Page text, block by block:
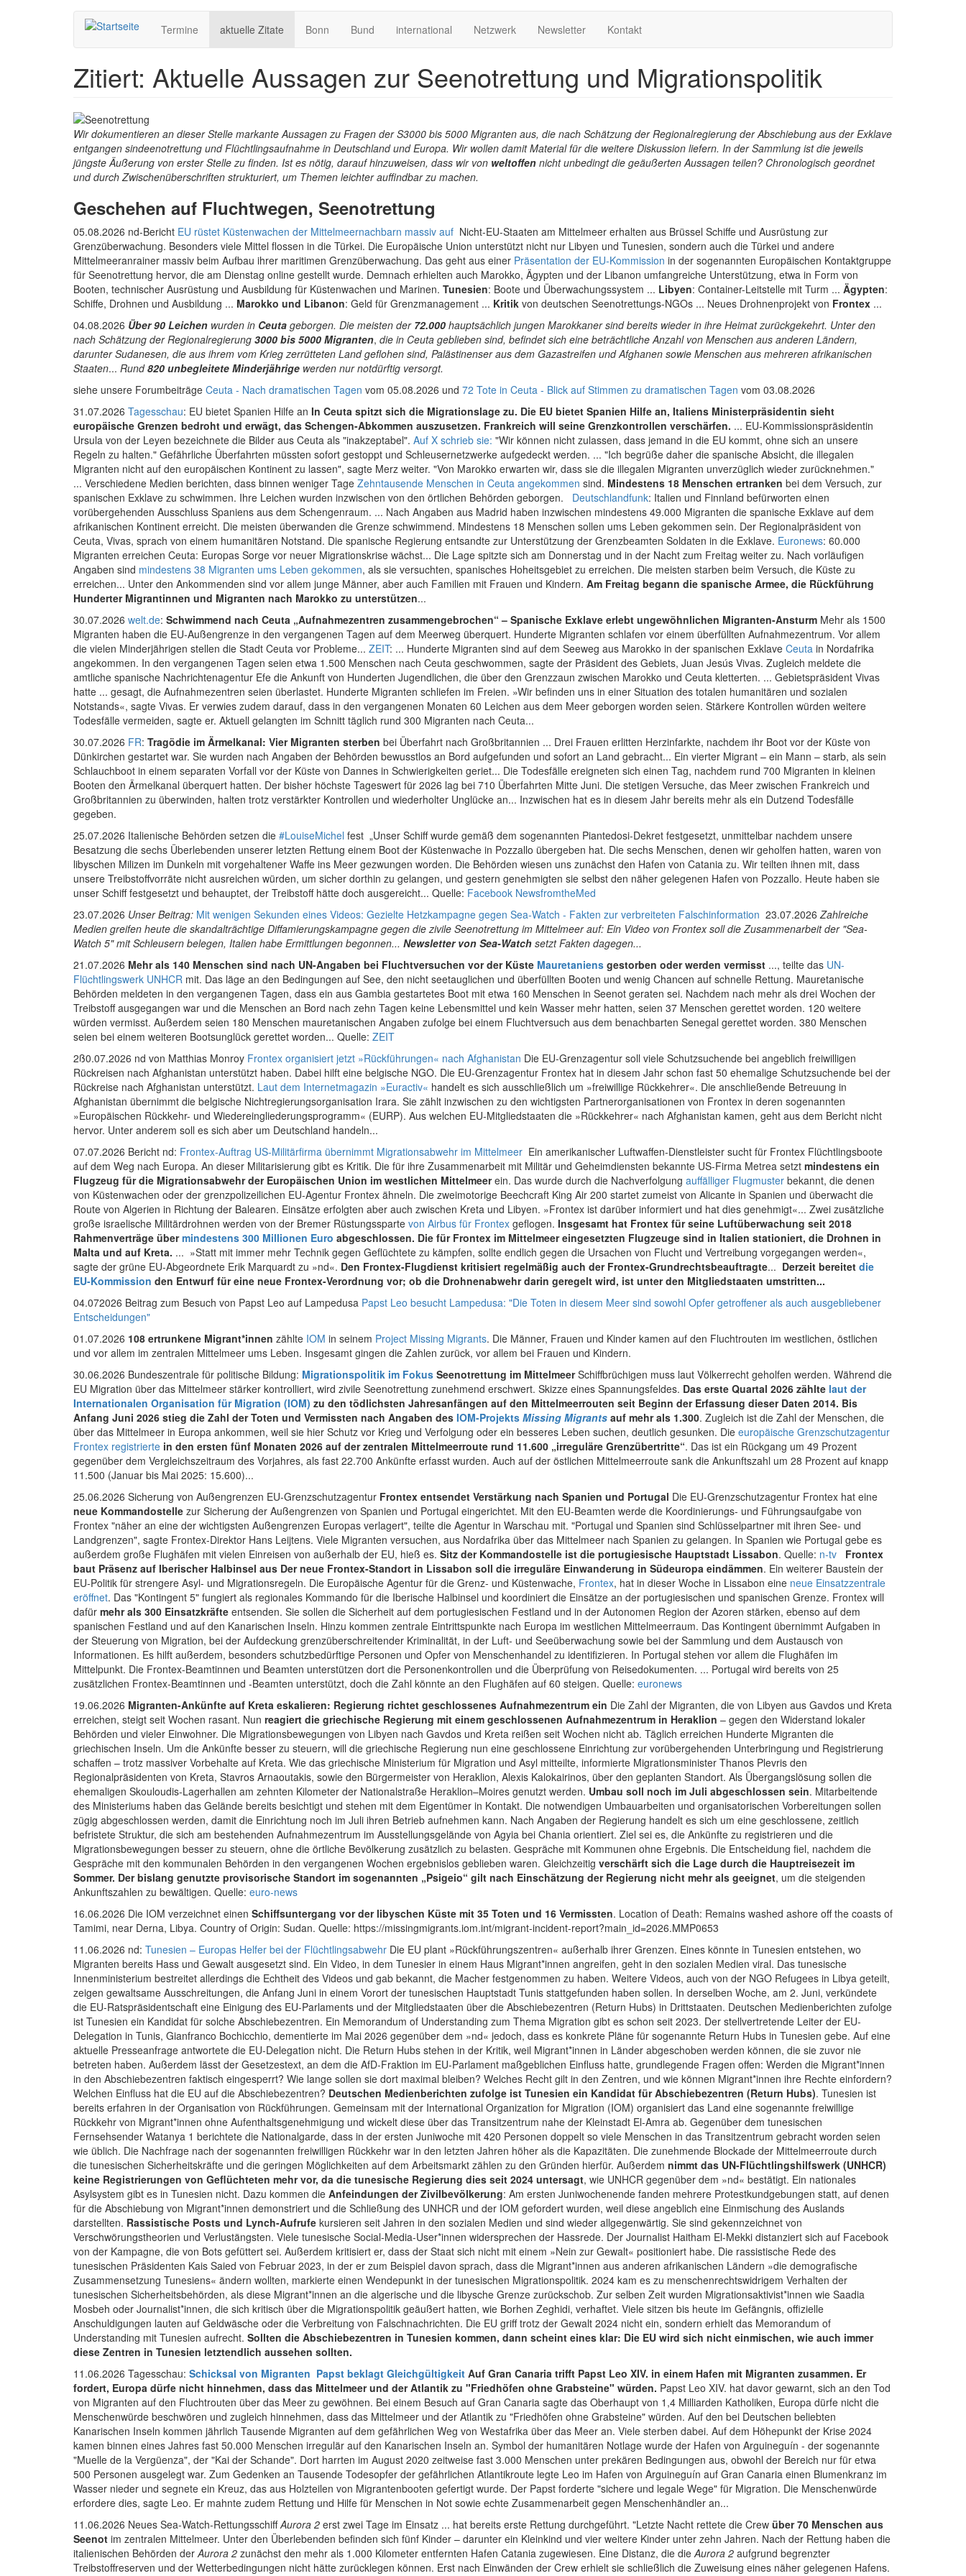
Hauptnavigation
Termine aktuelle Zitate Bonn Bund international Netzwerk Newsletter Kontakt
Zitiert: Aktuelle Aussagen zur Seenotrettung und Migrationspolitik
Wir dokumentieren an dieser Stelle markante Aussagen zu Fragen der S3000 bis 5000 Migranten aus, die nach Schätzung der Regionalregierung der Abschiebung aus der Exklave
entgangen sindeenotrettung und Flüchtlingsaufnahme in Deutschland und Europa. Wir wollen damit Material für die weitere Diskussion liefern. In der Sammlung ist die jeweils
jüngste Äußerung von erster Stelle zu finden. Ist es nötig, darauf hinzuweisen, dass wir von weltoffen nicht unbedingt die geäußerten Aussagen teilen? Chronologisch geordnet
und durch Zwischenüberschriften strukturiert, um Themen leichter auffindbar zu machen.
Geschehen auf Fluchtwegen, Seenotrettung
05.08.2026 nd-Bericht EU rüstet Küsten­wachen der Mittel­meer­nachbarn massiv auf Nicht-EU-Staaten am Mittelmeer erhalten aus Brüssel Schiffe und Ausrüstung zur
Grenzüberwachung. Besonders viele Mittel flossen in die Türkei. Die Europäische Union unterstützt nicht nur Libyen und Tunesien, sondern auch die Türkei und andere
Mittelmeeranrainer massiv beim Aufbau ihrer maritimen Grenzüberwachung. Das geht aus einer Präsentation der EU-Kommission in der sogenannten Europäischen Kontaktgruppe
für Seenotrettung hervor, die am Dienstag online gestellt wurde. Demnach erhielten auch Marokko, Ägypten und der Libanon umfangreiche Unterstützung, etwa in Form von
Booten, technischer Ausrüstung und Ausbildung für Küstenwachen und Marinen. Tunesien: Boote und Überwachungssystem ... Libyen: Container-Leitstelle mit Turm ... Ägypten:
Schiffe, Drohnen und Ausbildung ... Marokko und Libanon: Geld für Grenzmanagement ... Kritik von deutschen Seenotrettungs-NGOs ... Neues Drohnenprojekt von Frontex ...
04.08.2026 Über 90 Leichen wurden in Ceuta geborgen. Die meisten der 72.000 hauptsächlich jungen Marokkaner sind bereits wieder in ihre Heimat zurückgekehrt. Unter den
nach Schätzung der Regionalregierung 3000 bis 5000 Migranten, die in Ceuta geblieben sind, befindet sich eine beträchtliche Anzahl von Menschen aus anderen Ländern,
darunter Sudanesen, die aus ihrem vom Krieg zerrütteten Land geflohen sind, Palästinenser aus dem Gazastreifen und Afghanen sowie Menschen aus mehreren afrikanischen
Staaten... Rund820 unbegleitete Minderjährige werden nur notdürftig versorgt.
siehe unsere Forumbeiträge Ceuta - Nach dramatischen Tagen vom 05.08.2026 und 72 Tote in Ceuta - Blick auf Stimmen zu dramatischen Tagen vom 03.08.2026
31.07.2026 Tagesschau: EU bietet Spanien Hilfe an In Ceuta spitzt sich die Migrationslage zu. Die EU bietet Spanien Hilfe an, Italiens Ministerpräsidentin sieht
europäische Grenzen bedroht und erwägt, das Schengen-Abkommen auszusetzen. Frankreich will seine Grenzkontrollen verschärfen. ... EU-Kommissionspräsidentin
Ursula von der Leyen bezeichnete die Bilder aus Ceuta als "inakzeptabel". Auf X schrieb sie: "Wir können nicht zulassen, dass jemand in die EU kommt, ohne sich an unsere
Regeln zu halten." Gefährliche Überfahrten müssten sofort gestoppt und Schleusernetzwerke aufgedeckt werden. ... "Ich begrüße daher die spanische Absicht, die illegalen
Migranten nicht auf den europäischen Kontinent zu lassen", sagte Merz weiter. "Von Marokko erwarten wir, dass sie die illegalen Migranten unverzüglich wieder zurücknehmen."
... Verschiedene Medien berichten, dass binnen weniger Tage Zehntausende Menschen in Ceuta angekommen sind. Mindestens 18 Menschen ertranken bei dem Versuch, zur
spanischen Exklave zu schwimmen. Ihre Leichen wurden inzwischen von den örtlichen Behörden geborgen. Deutschlandfunk: Italien und Finnland befürworten einen
vorübergehenden Ausschluss Spaniens aus dem Schengenraum. ... Nach Angaben aus Madrid haben inzwischen mindestens 49.000 Migranten die spanische Exklave auf dem
afrikanischen Kontinent erreicht. Die meisten überwanden die Grenze schwimmend. Mindestens 18 Menschen sollen ums Leben gekommen sein. Der Regionalpräsident von
Ceuta, Vivas, sprach von einem humanitären Notstand. Die spanische Regierung entsandte zur Unterstützung der Grenzbeamten Soldaten in die Exklave. Euronews: 60.000
Migranten erreichen Ceuta: Europas Sorge vor neuer Migrationskrise wächst... Die Lage spitzte sich am Donnerstag und in der Nacht zum Freitag weiter zu. Nach vorläufigen
Angaben sind mindestens 38 Migranten ums Leben gekommen, als sie versuchten, spanisches Hoheitsgebiet zu erreichen. Die meisten starben beim Versuch, die Küste zu
erreichen... Unter den Ankommenden sind vor allem junge Männer, aber auch Familien mit Frauen und Kindern. Am Freitag begann die spanische Armee, die Rückführung
Hunderter Migrantinnen und Migranten nach Marokko zu unterstützen...
30.07.2026 welt.de: Schwimmend nach Ceuta „Aufnahmezentren zusammengebrochen“ – Spanische Exklave erlebt ungewöhnlichen Migranten-Ansturm Mehr als 1500
Migranten haben die EU-Außengrenze in den vergangenen Tagen auf dem Meerweg überquert. Hunderte Migranten schlafen vor einem überfüllten Aufnahmezentrum. Vor allem
die vielen Minderjährigen stellen die Stadt Ceuta vor Probleme... ZEIT: ... Hunderte Migranten sind auf dem Seeweg aus Marokko in der spanischen Exklave Ceuta in Nordafrika
angekommen. In den vergangenen Tagen seien etwa 1.500 Menschen nach Ceuta geschwommen, sagte der Präsident des Gebiets, Juan Jesús Vivas. Zugleich meldete die
amtliche spanische Nachrichtenagentur Efe die Ankunft von Hunderten Jugendlichen, die über den Grenzzaun zwischen Marokko und Ceuta kletterten. ... Gebietspräsident Vivas
hatte ... gesagt, die Aufnahmezentren seien überlastet. Hunderte Migranten schliefen im Freien. »Wir befinden uns in einer Situation des totalen humanitären und sozialen
Notstands«, sagte Vivas. Er verwies zudem darauf, dass in den vergangenen Monaten 60 Leichen aus dem Meer geborgen worden seien. Stärkere Kontrollen würden weitere
Todesfälle vermeiden, sagte er. Aktuell gelangten im Schnitt täglich rund 300 Migranten nach Ceuta...
30.07.2026 FR: Tragödie im Ärmelkanal: Vier Migranten sterben bei Überfahrt nach Großbritannien ... Drei Frauen erlitten Herzinfarkte, nachdem ihr Boot vor der Küste von
Dünkirchen gestartet war. Sie wurden nach Angaben der Behörden bewusstlos an Bord aufgefunden und sofort an Land gebracht... Ein vierter Migrant – ein Mann – starb, als sein
Schlauchboot in einem separaten Vorfall vor der Küste von Dannes in Schwierigkeiten geriet... Die Todesfälle ereigneten sich einen Tag, nachdem rund 700 Migranten in kleinen
Booten den Ärmelkanal überquert hatten. Der bisher höchste Tageswert für 2026 lag bei 710 Überfahrten Mitte Juni. Die stetigen Versuche, das Meer zwischen Frankreich und
Großbritannien zu überwinden, halten trotz verstärkter Kontrollen und wiederholter Unglücke an... Inzwischen hat es in diesem Jahr bereits mehr als ein Dutzend Todesfälle
gegeben.
25.07.2026 Italienische Behörden setzen die #LouiseMichel fest „Unser Schiff wurde gemäß dem sogenannten Piantedosi-Dekret festgesetzt, unmittelbar nachdem unsere
Besatzung die sechs Überlebenden unserer letzten Rettung einem Boot der Küstenwache in Pozzallo übergeben hat. Die sechs Menschen, denen wir geholfen hatten, waren von
libyschen Milizen im Dunkeln mit vorgehaltener Waffe ins Meer gezwungen worden. Die Behörden wiesen uns zunächst den Hafen von Catania zu. Wir teilten ihnen mit, dass
unsere Treibstoffvorräte nicht ausreichen würden, um sicher dorthin zu gelangen, und gestern genehmigten sie selbst den näher gelegenen Hafen von Pozzallo. Heute haben sie
unser Schiff festgesetzt und behauptet, der Treibstoff hätte doch ausgereicht... Quelle: Facebook NewsfromtheMed
23.07.2026 Unser Beitrag: Mit wenigen Sekunden eines Videos: Gezielte Hetzkampagne gegen Sea-Watch - Fakten zur verbreiteten Falschinformation 23.07.2026Zahlreiche
Medien greifen heute die skandalträchtige Diffamierungskampagne gegen die zivile Seenotrettung im Mittelmeer auf: Ein Video von Frontex soll die Zusammenarbeit der "Sea-
Watch 5" mit Schleusern belegen, Italien habe Ermittlungen begonnen... Newsletter von Sea-Watch setzt Fakten dagegen...
21.07.2026 Mehr als 140 Menschen sind nach UN-Angaben bei Fluchtversuchen vor der Küste Mauretaniens gestorben oder werden vermisst ..., teilte das UN-
Flüchtlingswerk UNHCR mit. Das läge an den Bedingungen auf See, den nicht seetauglichen und überfüllten Booten und wenig Chancen auf schnelle Rettung. Mauretanische
Behörden meldeten in den vergangenen Tagen, dass ein aus Gambia gestartetes Boot mit etwa 160 Menschen in Seenot geraten sei. Nachdem nach mehr als drei Wochen der
Treibstoff ausgegangen war und die Menschen an Bord nach zehn Tagen keine Lebensmittel und kein Wasser mehr hatten, seien 37 Menschen gerettet worden. 120 weitere
würden vermisst. Außerdem seien 180 Menschen mauretanischen Angaben zufolge bei einem Fluchtversuch aus dem benachbarten Senegal gerettet worden. 380 Menschen
seien bei einem weiteren Bootsunglück gerettet worden... Quelle: ZEIT
2ß0.07.2026 nd von Matthias Monroy Frontex organisiert jetzt »Rückführungen« nach Afghanistan Die EU-Grenzagentur soll viele Schutzsuchende bei angeblich freiwilligen
Rückreisen nach Afghanistan unterstützt haben. Dabei hilft eine belgische NGO. Die EU-Grenzagentur Frontex hat in diesem Jahr schon fast 50 ehemalige Schutzsuchende bei der
Rückreise nach Afghanistan unterstützt. Laut dem Internetmagazin »Euractiv« handelt es sich ausschließlich um »freiwillige Rückkehrer«. Die anschließende Betreuung in
Afghanistan übernimmt die belgische Nichtregierungsorganisation Irara. Sie zählt inzwischen zu den wichtigsten Partnerorganisationen von Frontex in deren sogenannten
»Europäischen Rückkehr- und Wiedereingliederungsprogramm« (EURP). Aus welchen EU-Mitgliedstaaten die »Rückkehrer« nach Afghanistan kamen, geht aus dem Bericht nicht
hervor. Unter anderem soll es sich aber um Deutschland handeln...
07.07.2026 Bericht nd: Frontex-Auftrag US-Militärfirma übernimmt Migrations­abwehr im Mittelmeer Ein amerikanischer Luft­waffen-Dienst­leister sucht für Frontex Flüchtlings­boote
auf dem Weg nach Europa. An dieser Militari­sierung gibt es Kritik. Die für ihre Zusammenarbeit mit Militär und Geheimdiensten bekannte US-Firma Metrea setzt mindestens ein
Flugzeug für die Migrationsabwehr der Europäischen Union im westlichen Mittelmeerein. Das wurde durch die Nachverfolgung auffälliger Flugmuster bekannt, die denen
von Küstenwachen oder der grenzpolizeilichen EU-Agentur Frontex ähneln. Die zweimotorige Beechcraft King Air 200 startet zumeist von Alicante in Spanien und überwacht die
Route von Algerien in Richtung der Balearen. Einsätze erfolgten aber auch zwischen Kreta und Libyen. »Frontex ist darüber informiert und hat dies genehmigt«... Zwei zusätzliche
große israelische Militärdrohnen werden von der Bremer Rüstungssparte von Airbus für Frontex geflogen. Insgesamt hat Frontex für seine Luftüberwachung seit 2018
Rahmenverträge übermindestens 300 Millionen Euro abgeschlossen. Die für Frontex im Mittelmeer eingesetzten Flugzeuge sind in Italien stationiert, die Drohnen in
Malta und auf Kreta. ... »Statt mit immer mehr Technik gegen Geflüchtete zu kämpfen, sollte endlich gegen die Ursachen von Flucht und Vertreibung vorgegangen werden«,
sagte der grüne EU-Abgeordnete Erik Marquardt zu »nd«. Den Frontex-Flugdienst kritisiert regelmäßig auch der Frontex-Grundrechtsbeauftragte... Derzeit bereitet die
EU-Kommission den Entwurf für eine neue Frontex-Verordnung vor; ob die Drohnenabwehr darin geregelt wird, ist unter den Mitgliedstaaten umstritten...
04.072026 Beitrag zum Besuch von Papst Leo auf Lampedusa Papst Leo besucht Lampedusa: "Die Toten in diesem Meer sind sowohl Opfer getroffener als auch ausgebliebener
Entscheidungen"
01.07.2026 108 ertrunkene Migrant*innen zählte IOM in seinem Project Missing Migrants. Die Männer, Frauen und Kinder kamen auf den Fluchtrouten im westlichen, östlichen
und vor allem im zentralen Mittelmeer ums Leben. Insgesamt gingen die Zahlen zurück, vor allem bei Frauen und Kindern.
30.06.2026 Bundeszentrale für politische Bildung: Migrationspolitik im Fokus Seenotrettung im MittelmeerSchiffbrüchigen muss laut Völkerrecht geholfen werden. Während die
EU Migration über das Mittelmeer stärker kontrolliert, wird zivile Seenotrettung zunehmend erschwert. Skizze eines Spannungsfeldes. Das erste Quartal 2026 zählte laut der
Internationalen Organisation für Migration (IOM) zu den tödlichsten Jahresanfängen auf den Mittelmeerrouten seit Beginn der Erfassung dieser Daten 2014. Bis
Anfang Juni 2026 stieg die Zahl der Toten und Vermissten nach Angaben des IOM-Projekts Missing Migrants auf mehr als 1.300. Zugleich ist die Zahl der Menschen, die
über das Mittelmeer in Europa ankommen, weil sie hier Schutz vor Krieg und Verfolgung oder ein besseres Leben suchen, deutlich gesunken. Die europäische Grenzschutzagentur
Frontex registrierte in den ersten fünf Monaten 2026 auf der zentralen Mittelmeerroute rund 11.600 „irreguläre Grenzübertritte“. Das ist ein Rückgang um 49 Prozent
gegenüber dem Vergleichszeitraum des Vorjahres, als fast 22.700 Ankünfte erfasst wurden. Auch auf der östlichen Mittelmeerroute sank die Ankunftszahl um 28 Prozent auf knapp
11.500 (Januar bis Mai 2025: 15.600)...
25.06.2026 Sicherung von Außengrenzen EU-Grenzschutzagentur Frontex entsendet Verstärkung nach Spanien und Portugal Die EU-Grenzschutzagentur Frontex hat eine
neue Kommandostelle zur Sicherung der Außengrenzen von Spanien und Portugal eingerichtet. Mit den EU-Beamten werde die Koordinierungs- und Führungsaufgabe von
Frontex "näher an eine der wichtigsten Außengrenzen Europas verlagert", teilte die Agentur in Warschau mit. "Portugal und Spanien sind Schlüsselpartner mit ihren See- und
Landgrenzen", sagte Frontex-Direktor Hans Leijtens. Viele Migranten versuchen, aus Nordafrika über das Mittelmeer nach Spanien zu gelangen. In Spanien wie Portugal gebe es
außerdem große Flughäfen mit vielen Einreisen von außerhalb der EU, hieß es. Sitz der Kommandostelle ist die portugiesische Hauptstadt Lissabon. Quelle: n-tv
Frontex
baut Präsenz auf Iberischer Halbinsel aus Der neue Frontex-Standort in Lissabon soll die irreguläre Einwanderung in Südeuropa eindämmen. Ein weiterer Baustein der
EU-Politik für strengere Asyl- und Migrationsregeln. Die Europäische Agentur für die Grenz- und Küstenwache, Frontex, hat in dieser Woche in Lissabon eine neue Einsatzzentrale
eröffnet. Das "Kontingent 5" fungiert als regionales Kommando für die Iberische Halbinsel und koordiniert die Einsätze an der portugiesischen und spanischen Grenze. Frontex will
dafür mehr als 300 Einsatzkräfte entsenden. Sie sollen die Sicherheit auf dem portugiesischen Festland und in der Autonomen Region der Azoren stärken, ebenso auf dem
spanischen Festland und auf den Kanarischen Inseln. Hinzu kommen zentrale Eintrittspunkte nach Europa im westlichen Mittelmeerraum. Das Kontingent übernimmt Aufgaben in
der Steuerung von Migration, bei der Aufdeckung grenzüberschreitender Kriminalität, in der Luft- und Seeüberwachung sowie bei der Sammlung und dem Austausch von
Informationen. Es hilft außerdem, besonders schutzbedürftige Personen und Opfer von Menschenhandel zu identifizieren. In Portugal stehen vor allem die Flughäfen im
Mittelpunkt. Die Frontex-Beamtinnen und Beamten unterstützen dort die Personenkontrollen und die Überprüfung von Reisedokumenten. ... Portugal wird bereits von 25
zusätzlichen Frontex-Beamtinnen und -Beamten unterstützt, doch die Zahl könnte an den Flughäfen auf 60 steigen. Quelle: euronews
19.06.2026 Migranten-Ankünfte auf Kreta eskalieren: Regierung richtet geschlossenes Aufnahmezentrum ein Die Zahl der Migranten, die von Libyen aus Gavdos und Kreta
erreichen, steigt seit Wochen rasant. Nun reagiert die griechische Regierung mit einem geschlossenen Aufnahmezentrum in Heraklion – gegen den Widerstand lokaler
Behörden und vieler Einwohner. Die Migrationsbewegungen von Libyen nach Gavdos und Kreta reißen seit Wochen nicht ab. Täglich erreichen Hunderte Migranten die
griechischen Inseln. Um die Ankünfte besser zu steuern, will die griechische Regierung nun eine geschlossene Einrichtung zur vorübergehenden Unterbringung und Registrierung
schaffen – trotz massiver Vorbehalte auf Kreta. Wie das griechische Ministerium für Migration und Asyl mitteilte, informierte Migrationsminister Thanos Plevris den
Regionalpräsidenten von Kreta, Stavros Arnaoutakis, sowie den Bürgermeister von Heraklion, Alexis Kalokairinos, über den geplanten Standort. Als Übergangslösung sollen die
ehemaligen Skouloudis-Lagerhallen am zehnten Kilometer der Nationalstraße Heraklion–Moires genutzt werden. Umbau soll noch im Juli abgeschlossen sein. Mitarbeitende
des Ministeriums haben das Gelände bereits besichtigt und stehen mit dem Eigentümer in Kontakt. Die notwendigen Umbauarbeiten und organisatorischen Vorbereitungen sollen
zügig abgeschlossen werden, damit die Einrichtung noch im Juli ihren Betrieb aufnehmen kann. Nach Angaben der Regierung handelt es sich um eine geschlossene, zeitlich
befristete Struktur, die sich am bestehenden Aufnahmezentrum im Ausstellungsgelände von Agyia bei Chania orientiert. Ziel sei es, die Ankünfte zu registrieren und die
Migrationsbewegungen besser zu steuern, ohne die örtliche Bevölkerung zusätzlich zu belasten. Gespräche mit Kommunen ohne Ergebnis. Die Entscheidung fiel, nachdem die
Gespräche mit den kommunalen Behörden in den vergangenen Wochen ergebnislos geblieben waren. Gleichzeitig verschärft sich die Lage durch die Hauptreisezeit im
Sommer. Der bislang genutzte provisorische Standort im sogenannten „Psigeio“ gilt nach Einschätzung der Regierung nicht mehr als geeignet, um die steigenden
Ankunftszahlen zu bewältigen. Quelle: euro-news
16.06.2026 Die IOM verzeichnet einen Schiffsuntergang vor der libyschen Küste mit 35 Toten und 16 Vermissten. Location of Death: Remains washed ashore off the coasts of
Tamimi, near Derna, Libya. Country of Origin: Sudan. Quelle: https://missingmigrants.iom.int/migrant-incident-report?main_id=2026.MMP0653
11.06.2026 nd: Tunesien – Europas Helfer bei der Flüchtlingsabwehr Die EU plant »Rückführungszentren« außerhalb ihrer Grenzen. Eines könnte in Tunesien entstehen, wo
Migranten bereits Hass und Gewalt ausgesetzt sind. Ein Video, in dem Tunesier in einem Haus Migrant*innen angreifen, geht in den sozialen Medien viral. Das tunesische
Innenministerium bestreitet allerdings die Echtheit des Videos und gab bekannt, die Macher festgenommen zu haben. Weitere Videos, auch von der NGO Refugees in Libya geteilt,
zeigen gewaltsame Ausschreitungen, die Anfang Juni in einem Vorort der tunesischen Hauptstadt Tunis stattgefunden haben sollen. In derselben Woche, am 2. Juni, verkündete
die EU-Ratspräsidentschaft eine Einigung des EU-Parlaments und der Mitgliedstaaten über die Abschiebezentren (Return Hubs) in Drittstaaten. Deutschen Medienberichten zufolge
ist Tunesien ein Kandidat für solche Abschiebezentren. Ein Memorandum of Understanding zum Thema Migration gibt es schon seit 2023. Der stellvertretende Leiter der EU-
Delegation in Tunis, Gianfranco Bochicchio, dementierte im Mai 2026 gegenüber dem »nd« jedoch, dass es konkrete Pläne für sogenannte Return Hubs in Tunesien gebe. Auf eine
aktuelle Presseanfrage antwortete die EU-Delegation nicht. Die Return Hubs stehen in der Kritik, weil Migrant*innen in Länder abgeschoben werden können, die sie zuvor nie
betreten haben. Außerdem lässt der Gesetzestext, an dem die AfD-Fraktion im EU-Parlament maßgeblichen Einfluss hatte, grundlegende Fragen offen: Werden die Migrant*innen
in den Abschiebezentren faktisch eingesperrt? Wie lange sollen sie dort maximal bleiben? Welches Recht gilt in den Zentren, und wie können Migrant*innen ihre Rechte einfordern?
Welchen Einfluss hat die EU auf die Abschiebezentren? Deutschen Medienberichten zufolge ist Tunesien ein Kandidat für Abschiebezentren (Return Hubs). Tunesien ist
bereits erfahren in der Organisation von Rückführungen. Gemeinsam mit der International Organization for Migration (IOM) organisiert das Land eine sogenannte freiwillige
Rückkehr von Migrant*innen ohne Aufenthaltsgenehmigung und wickelt diese über das Transitzentrum nahe der Kleinstadt El-Amra ab. Gegenüber dem tunesischen
Fernsehsender Watanya 1 berichtete die Nationalgarde, dass in der ersten Juniwoche mit 420 Personen doppelt so viele Menschen in das Transitzentrum gebracht worden seien
wie üblich. Die Nachfrage nach der sogenannten freiwilligen Rückkehr war in den letzten Jahren höher als die Kapazitäten. Die zunehmende Blockade der Mittelmeerroute durch
die tunesischen Sicherheitskräfte und die geringen Möglichkeiten auf dem Arbeitsmarkt zählen zu den Gründen hierfür. Außerdem nimmt das UN-Flüchtlingshilfswerk (UNHCR)
keine Registrierungen von Geflüchteten mehr vor, da die tunesische Regierung dies seit 2024 untersagt, wie UNHCR gegenüber dem »nd« bestätigt. Ein nationales
Asylsystem gibt es in Tunesien nicht. Dazu kommen die Anfeindungen der Zivilbevölkerung: Am ersten Juniwochenende fanden mehrere Protestkundgebungen statt, auf denen
für die Abschiebung von Migrant*innen demonstriert und die Schließung des UNHCR und der IOM gefordert wurden, weil diese angeblich eine Einmischung des Auslands
darstellten. Rassistische Posts und Lynch-Aufrufe kursieren seit Jahren in den sozialen Medien und sind wieder allgegenwärtig. Sie sind gekennzeichnet von
Verschwörungstheorien und Verlustängsten. Viele tunesische Social-Media-User*innen widersprechen der Hassrede. Der Journalist Haitham El-Mekki distanziert sich auf Facebook
von der Kampagne, die von Bots gefüttert sei. Außerdem kritisiert er, dass der Staat sich nicht mit einem »Nein zur Gewalt« positioniert habe. Die rassistische Rede des
tunesischen Präsidenten Kais Saied von Februar 2023, in der er zum Beispiel davon sprach, dass die Migrant*innen aus anderen afrikanischen Ländern »die demografische
Zusammensetzung Tunesiens« ändern wollten, markierte einen Wendepunkt in der tunesischen Migrationspolitik. 2024 kam es zu menschenrechtswidrigem Verhalten der
tunesischen Sicherheitsbehörden, als diese Migrant*innen an die algerische und die libysche Grenze zurückschob. Zur selben Zeit wurden Migrationsaktivist*innen wie Saadia
Mosbeh oder Journalist*innen, die sich kritisch über die Migrationspolitik geäußert hatten, wie Borhen Zeghidi, verhaftet. Viele sitzen bis heute im Gefängnis, offizielle
Anschuldigungen lauten auf Geldwäsche oder die Verbreitung von Falschnachrichten. Die EU griff trotz der Gewalt 2024 nicht ein, sondern erhielt das Memorandum of
Understanding mit Tunesien aufrecht. Sollten die Abschiebezentren in Tunesien kommen, dann scheint eines klar: Die EU wird sich nicht einmischen, wie auch immer
diese Zentren in Tunesien letztendlich aussehen sollten.
11.06.2026 Tagesschau: Schicksal von Migranten Papst beklagt Gleichgültigkeit Auf Gran Canaria trifft Papst Leo XIV. in einem Hafen mit Migranten zusammen. Er
fordert, Europa dürfe nicht hinnehmen, dass das Mittelmeer und der Atlantik zu "Friedhöfen ohne Grabsteine" würden. Papst Leo XIV. hat davor gewarnt, sich an den Tod
von Migranten auf den Fluchtrouten über das Meer zu gewöhnen. Bei einem Besuch auf Gran Canaria sagte das Oberhaupt von 1,4 Milliarden Katholiken, Europa dürfe nicht die
Menschenwürde beschwören und zugleich hinnehmen, dass das Mittelmeer und der Atlantik zu "Friedhöfen ohne Grabsteine" würden. Auf den bei Deutschen beliebten
Kanarischen Inseln kommen jährlich Tausende Migranten auf dem gefährlichen Weg von Westafrika über das Meer an. Viele sterben dabei. Auf dem Höhepunkt der Krise 2024
kamen binnen eines Jahres fast 50.000 Menschen irregulär auf den Kanarischen Inseln an. Symbol der humanitären Notlage wurde der Hafen von Arguineguín - der sogenannte
"Muelle de la Vergüenza", der "Kai der Schande". Dort harrten im August 2020 zeitweise fast 3.000 Menschen unter prekären Bedingungen aus, obwohl der Bereich nur für etwa
500 Personen ausgelegt war. Zum Gedenken an Tausende Todesopfer der gefährlichen Atlantikroute legte Leo im Hafen von Arguineguín auf Gran Canaria einen Blumenkranz im
Wasser nieder und segnete ein Kreuz, das aus Holzteilen von Migrantenbooten gefertigt wurde. Der Papst forderte "sichere und legale Wege" für Migration. Die Menschenwürde
erfordere dies, sagte Leo. Er mahnte zudem Rettung und Hilfe für Menschen in Not sowie echte Zusammenarbeit gegen Menschenhändler an...
11.06.2026 Neues Sea-Watch-RettungsschiffAurora 2 erst zwei Tage im Einsatz ... hat bereits erste Rettung durchgeführt. "Letzte Nacht rettete die Crew über 70 Menschen aus
Seenot im zentralen Mittelmeer. Unter den Überlebenden befinden sich fünf Kinder – darunter ein Kleinkind und vier weitere Kinder unter zehn Jahren. Nach der Rettung haben die
italienischen Behörden derAurora 2 zunächst den mehr als 1.000 Kilometer entfernten Hafen Catania zugewiesen. Eine Distanz, die dieAurora 2 aufgrund begrenzter
Treibstoffreserven und der Wetterbedingungen nicht hätte zurücklegen können. Erst nach Einwänden der Crew erhielt sie schließlich die Zuweisung eines näher gelegenen Hafens.